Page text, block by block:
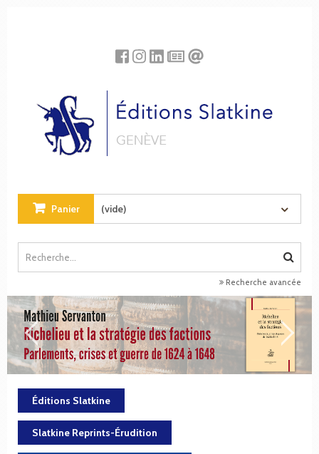
Panier (vide)
Recherche avancée
Éditions Slatkine
Slatkine Reprints-Érudition